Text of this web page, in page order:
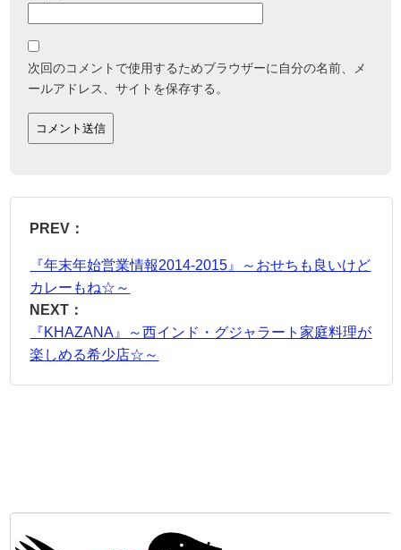
次回のコメントで使用するためブラウザーに自分の名前、メ
ールアドレス、サイトを保存する。
PREV：
『年末年始営業情報2014-2015』～おせちも良いけど
カレーもね☆～
NEXT：
『KHAZANA』～西インド・グジャラート家庭料理が
楽しめる希少店☆～